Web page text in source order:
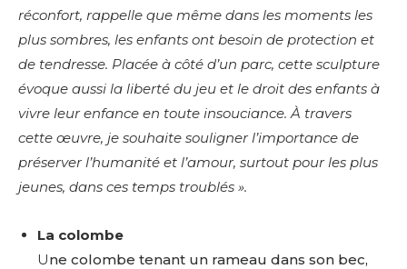
réconfort, rappelle que même dans les moments les
plus sombres, les enfants ont besoin de protection et
de tendresse. Placée à côté d’un parc, cette sculpture
évoque aussi la liberté du jeu et le droit des enfants à
vivre leur enfance en toute insouciance. À travers
cette œuvre, je souhaite souligner l’importance de
préserver l’humanité et l’amour, surtout pour les plus
jeunes, dans ces temps troublés ».
La colombe
Une colombe tenant un rameau dans son bec,